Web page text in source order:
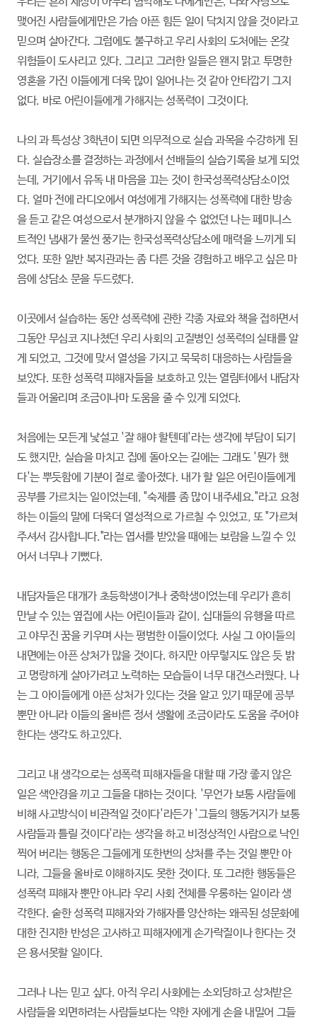
맺어진 사람들에게만은 가슴 아픈 힘든 일이 닥치지 않을 것이라고
믿으며 살아간다. 그럼에도 불구하고 우리 사회의 도처에는 온갖
위험들이 도사리고 있다. 그리고 그러한 일들은 왠지 맑고 투명한
영혼을 가진 이들에게 더욱 많이 일어나는 것 같아 안타깝기 그지
없다. 바로 어린이들에게 가해지는 성폭력이 그것이다.
나의 과 특성상 3학년이 되면 의무적으로 실습 과목을 수강하게 된
다. 실습장소를 결정하는 과정에서 선배들의 실습기록을 보게 되었
는데, 거기에서 유독 내 마음을 끄는 것이 한국성폭력상담소이었
다. 얼마 전에 라디오에서 여성에게 가해지는 성폭력에 대한 방송
을 듣고 같은 여성으로서 분개하지 않을 수 없었던 나는 페미니스
트적인 냄새가 물씬 풍기는 한국성폭력상담소에 매력을 느끼게 되
었다. 또한 일반 복지관과는 좀 다른 것을 경험하고 배우고 싶은 마
음에 상담소 문을 두드렸다.
이곳에서 실습하는 동안 성폭력에 관한 각종 자료와 책을 접하면서
그동안 무심코 지나쳤던 우리 사회의 고질병인 성폭력의 실태를 알
게 되었고, 그것에 맞서 열성을 가지고 묵묵히 대응하는 사람들을
보았다. 또한 성폭력 피해자들을 보호하고 있는 열림터에서 내담자
들과 어울리며 조금이나마 도움을 줄 수 있게 되었다.
처음에는 모든게 낯설고 '잘 해야 할텐데'라는 생각에 부담이 되기
도 했지만, 실습을 마치고 집에 돌아오는 길에는 그래도 '뭔가 했
다'는 뿌듯함에 기분이 절로 좋아졌다. 내가 할 일은 어린이들에게
공부를 가르치는 일이었는데, "숙제를 좀 많이 내주세요."라고 요청
하는 이들의 말에 더욱더 열성적으로 가르칠 수 있었고, 또 "가르쳐
주셔서 감사합니다."라는 엽서를 받았을 때에는 보람을 느낄 수 있
어서 너무나 기뻤다.
내담자들은 대개가 초등학생이거나 중학생이었는데 우리가 흔히
만날 수 있는 옆집에 사는 어린이들과 같이, 십대들의 유행을 따르
고 야무진 꿈을 키우며 사는 평범한 이들이었다. 사실 그 아이들의
내면에는 아픈 상처가 많을 것이다. 하지만 아무렇지도 않은 듯 밝
고 명랑하게 살아가려고 노력하는 모습들이 너무 대견스러웠다. 나
는 그 아이들에게 아픈 상처가 있다는 것을 알고 있기 때문에 공부
뿐만 아니라 이들의 올바른 정서 생활에 조금이라도 도움을 주어야
한다는 생각도 하고있다.
그리고 내 생각으로는 성폭력 피해자들을 대할 때 가장 좋지 않은
일은 색안경을 끼고 그들을 대하는 것이다. '무언가 보통 사람들에
비해 사고방식이 비관적일 것이다'라든가 '그들의 행동거지가 보통
사람들과 틀릴 것이다'라는 생각을 하고 비정상적인 사람으로 낙인
찍어 버리는 행동은 그들에게 또한번의 상처를 주는 것일 뿐만 아
니라, 그들을 올바로 이해하지도 못한 것이다. 또 그러한 행동들은
성폭력 피해자 뿐만 아니라 우리 사회 전체를 우롱하는 일이라 생
각한다. 숱한 성폭력 피해자와 가해자를 양산하는 왜곡된 성문화에
대한 진지한 반성은 고사하고 피해자에게 손가락질이나 한다는 것
은 용서못할 일이다.
그러나 나는 믿고 싶다. 아직 우리 사회에는 소외당하고 상처받은
사람들을 외면하려는 사람들보다는 약한 자에게 손을 내밀어 그들